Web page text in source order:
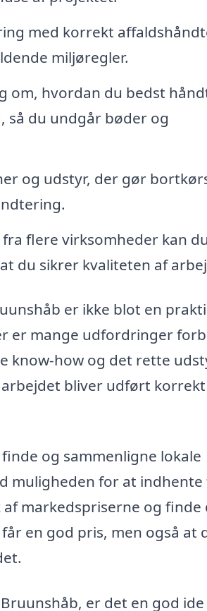
med korrekt
miljøregler.
om, hvordan du bedst
så du undgår bøder og
og udstyr, der gør
flere virksomheder kan
du sikrer kvaliteten af
er ikke blot en
er mange udfordringer
how og det rette
bliver udført
og sammenligne lokale
muligheden for at indhente
markedspriserne og finde
en god pris, men også at
er det en god